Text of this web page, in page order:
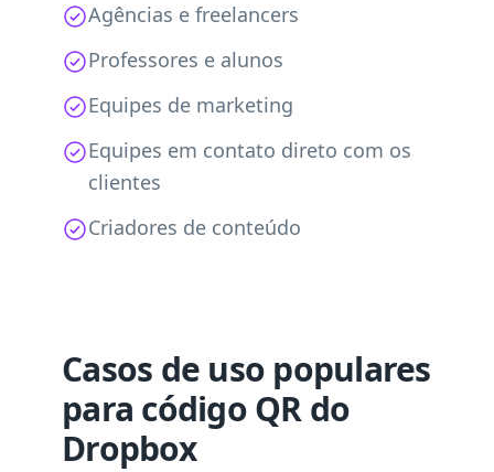
Agências e freelancers
Professores e alunos
Equipes de marketing
Equipes em contato direto com os
clientes
Criadores de conteúdo
Casos de uso populares
para código QR do
Dropbox